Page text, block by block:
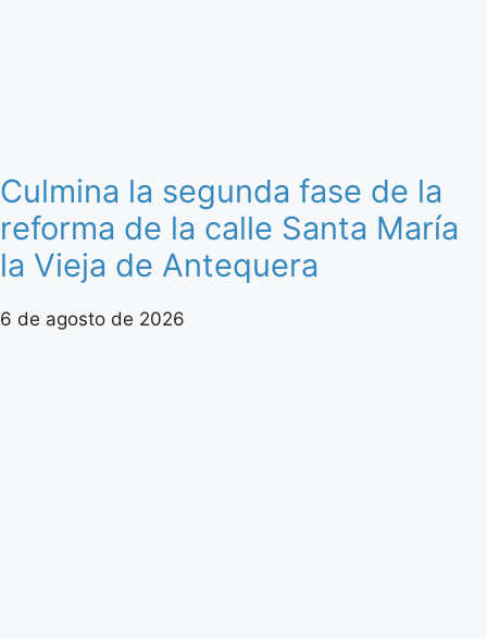
Culmina la segunda fase de la
reforma de la calle Santa María
la Vieja de Antequera
6 de agosto de 2026